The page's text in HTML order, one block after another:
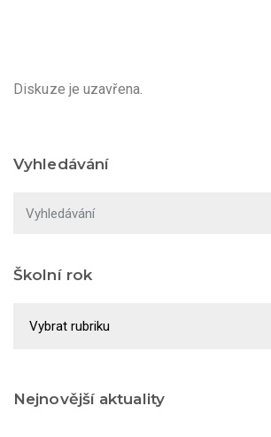
Diskuze je uzavřena.
Vyhledávání
Školní rok
Nejnovější aktuality